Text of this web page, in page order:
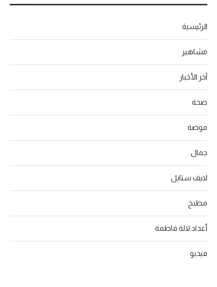
الرئيسية
مشاهير
آخر الأخبار
صحة
موضة
جمال
لايف ستايل
مطبخ
أعداد لالة فاطمة
فيديو